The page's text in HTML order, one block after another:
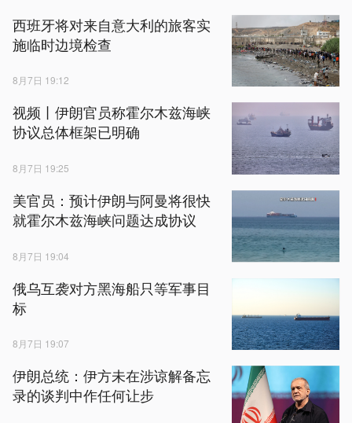
西班牙将对来自意大利的旅客实
施临时边境检查
8月7日 19:12
视频丨伊朗官员称霍尔木兹海峡
协议总体框架已明确
8月7日 19:25
美官员：预计伊朗与阿曼将很快
就霍尔木兹海峡问题达成协议
8月7日 19:04
俄乌互袭对方黑海船只等军事目
标
8月7日 19:07
伊朗总统：伊方未在涉谅解备忘
录的谈判中作任何让步